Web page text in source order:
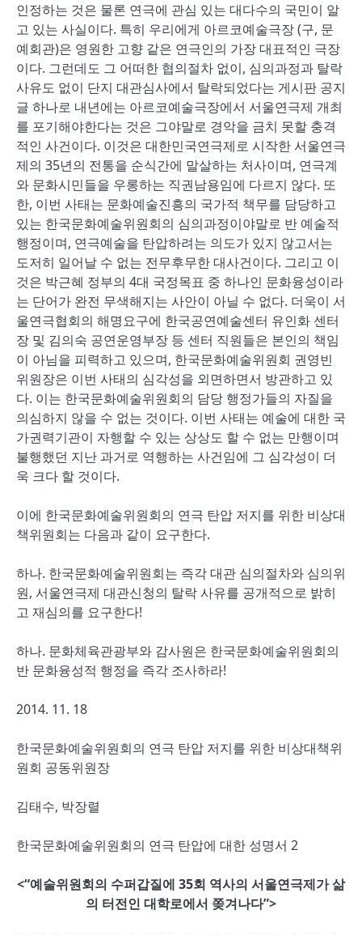
인정하는 것은 물론 연극에 관심 있는 대다수의 국민이 알
고 있는 사실이다. 특히 우리에게 아르코예술극장 (구, 문
예회관)은 영원한 고향 같은 연극인의 가장 대표적인 극장
이다. 그런데도 그 어떠한 협의절차 없이, 심의과정과 탈락
사유도 없이 단지 대관심사에서 탈락되었다는 게시판 공지
글 하나로 내년에는 아르코예술극장에서 서울연극제 개최
를 포기해야한다는 것은 그야말로 경악을 금치 못할 충격
적인 사건이다. 이것은 대한민국연극제로 시작한 서울연극
제의 35년의 전통을 순식간에 말살하는 처사이며, 연극계
와 문화시민들을 우롱하는 직권남용임에 다르지 않다. 또
한, 이번 사태는 문화예술진흥의 국가적 책무를 담당하고
있는 한국문화예술위원회의 심의과정이야말로 반 예술적
행정이며, 연극예술을 탄압하려는 의도가 있지 않고서는
도저히 일어날 수 없는 전무후무한 대사건이다. 그리고 이
것은 박근혜 정부의 4대 국정목표 중 하나인 문화융성이라
는 단어가 완전 무색해지는 사안이 아닐 수 없다. 더욱이 서
울연극협회의 해명요구에 한국공연예술센터 유인화 센터
장 및 김의숙 공연운영부장 등 센터 직원들은 본인의 책임
이 아님을 피력하고 있으며, 한국문화예술위원회 권영빈
위원장은 이번 사태의 심각성을 외면하면서 방관하고 있
다. 이는 한국문화예술위원회의 담당 행정가들의 자질을
의심하지 않을 수 없는 것이다. 이번 사태는 예술에 대한 국
가권력기관이 자행할 수 있는 상상도 할 수 없는 만행이며
불행했던 지난 과거로 역행하는 사건임에 그 심각성이 더
욱 크다 할 것이다.
이에 한국문화예술위원회의 연극 탄압 저지를 위한 비상대
책위원회는 다음과 같이 요구한다.
하나. 한국문화예술위원회는 즉각 대관 심의절차와 심의위
원, 서울연극제 대관신청의 탈락 사유를 공개적으로 밝히
고 재심의를 요구한다!
하나. 문화체육관광부와 감사원은 한국문화예술위원회의
반 문화융성적 행정을 즉각 조사하라!
2014. 11. 18
한국문화예술위원회의 연극 탄압 저지를 위한 비상대책위
원회 공동위원장
김태수, 박장렬
한국문화예술위원회의 연극 탄압에 대한 성명서 2
<“예술위원회의 수퍼갑질에 35회 역사의 서울연극제가 삶
의 터전인 대학로에서 쫒겨나다”>